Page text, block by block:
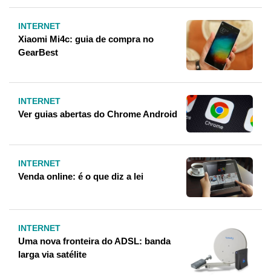
INTERNET
Xiaomi Mi4c: guia de compra no
GearBest
INTERNET
Ver guias abertas do Chrome Android
INTERNET
Venda online: é o que diz a lei
INTERNET
Uma nova fronteira do ADSL: banda
larga via satélite